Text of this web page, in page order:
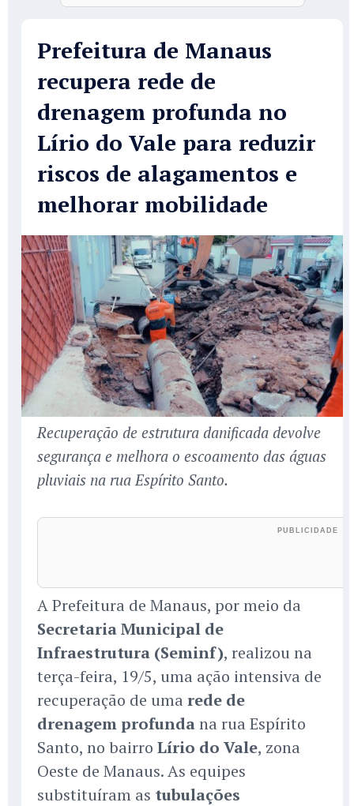
Prefeitura de Manaus
recupera rede de
drenagem profunda no
Lírio do Vale para reduzir
riscos de alagamentos e
melhorar mobilidade
Recuperação de estrutura danificada devolve
segurança e melhora o escoamento das águas
pluviais na rua Espírito Santo.
A Prefeitura de Manaus, por meio da
Secretaria Municipal de
Infraestrutura (Seminf), realizou na
terça-feira, 19/5, uma ação intensiva de
recuperação de uma rede de
drenagem profundana rua Espírito
Santo, no bairro Lírio do Vale, zona
Oeste de Manaus. As equipes
substituíram as tubulações